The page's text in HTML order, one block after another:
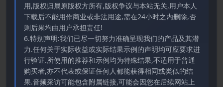
用,版权归属原版权方所有,版权争议与本站无关,用户本人
下载后不能用作商业或非法用途,需在24小时之内删除,否
则后果均由用户承担责任!
6.特别声明:我们已尽一切努力准确呈现我们的产品及其潜
力.任何关于实际收益或实际结果示例的声明均可应要求进
行验证.所使用的推荐和示例均为特殊结果,不适用于普通
购买者,亦不代表或保证任何人都能获得相同或类似的结
果.音频采访可能包含附属链接,可能会因您在后续网站上